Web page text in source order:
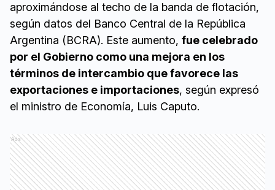
aproximándose al techo de la banda de flotación,
según datos del Banco Central de la República
Argentina (BCRA). Este aumento, fue celebrado
por el Gobierno como una mejora en los
términos de intercambio que favorece las
exportaciones e importaciones, según expresó
el ministro de Economía, Luis Caputo.
Ads